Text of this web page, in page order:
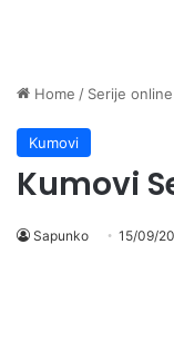
Home / Serije online
Kumovi
Kumovi
Sapunko 15/09/